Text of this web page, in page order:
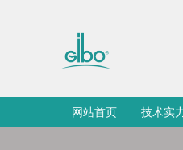
网站首页 技术实